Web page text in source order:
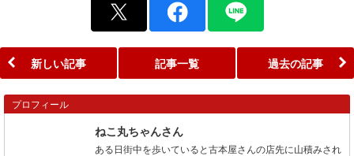
新しい記事 記事一覧 過去の記事
プロフィール
ねこ丸ちゃんさん
ある日街中を歩いていると古本屋さんの店先に山積みされ